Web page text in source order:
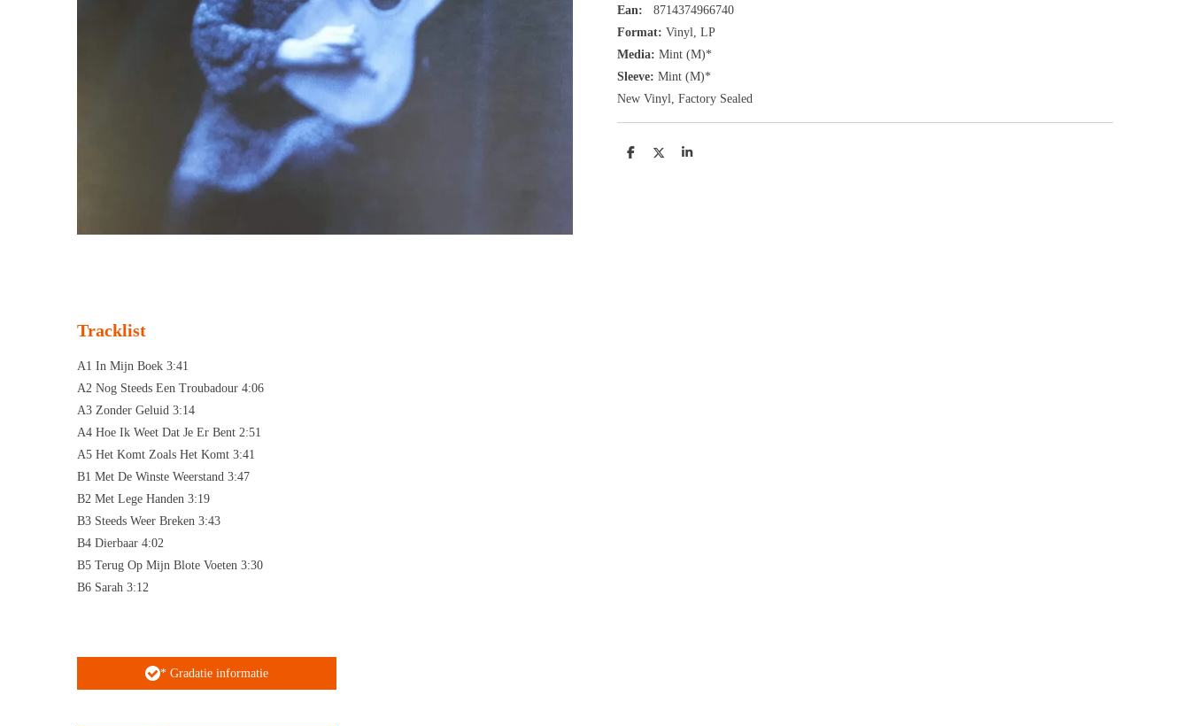
Ean:
8714374966740
Format: Vinyl, LP
Media: Mint (M)*
Sleeve: Mint (M)*
New Vinyl, Factory Sealed
D
D
S
Tracklist
A1 In Mijn Boek 3:41
A2 Nog Steeds Een Troubadour 4:06
A3 Zonder Geluid 3:14
A4 Hoe Ik Weet Dat Je Er Bent 2:51
A5 Het Komt Zoals Het Komt 3:41
B1 Met De Winste Weerstand 3:47
B2 Met Lege Handen 3:19
B3 Steeds Weer Breken 3:43
B4 Dierbaar 4:02
B5 Terug Op Mijn Blote Voeten 3:30
B6 Sarah 3:12
* Gradatie informatie